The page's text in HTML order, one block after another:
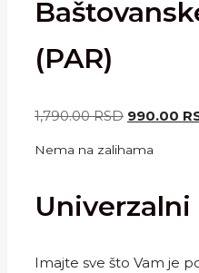
(PAR)
1,790.00RSD Originalna
je
1,790.00
990.00
Nema na zalihama
Univerzalni
Imajte sve što Vam je